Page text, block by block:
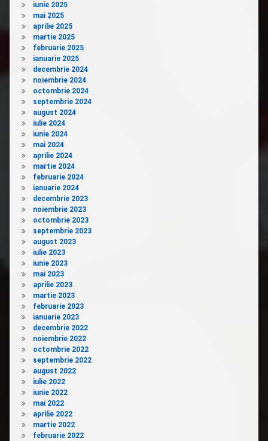
iunie 2025
mai 2025
aprilie 2025
martie 2025
februarie 2025
ianuarie 2025
decembrie 2024
noiembrie 2024
octombrie 2024
septembrie 2024
august 2024
iulie 2024
iunie 2024
mai 2024
aprilie 2024
martie 2024
februarie 2024
ianuarie 2024
decembrie 2023
noiembrie 2023
octombrie 2023
septembrie 2023
august 2023
iulie 2023
iunie 2023
mai 2023
aprilie 2023
martie 2023
februarie 2023
ianuarie 2023
decembrie 2022
noiembrie 2022
octombrie 2022
septembrie 2022
august 2022
iulie 2022
iunie 2022
mai 2022
aprilie 2022
martie 2022
februarie 2022